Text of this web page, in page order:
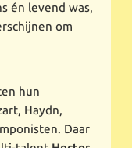
én levend was,
om
hun
Haydn,
Daar